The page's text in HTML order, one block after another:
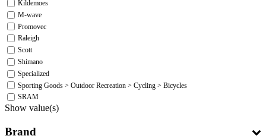
Kildemoes
M-wave
Promovec
Raleigh
Scott
Shimano
Specialized
Sporting Goods > Outdoor Recreation > Cycling > Bicycles
SRAM
Show value(s)
Brand